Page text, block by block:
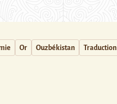
Or Ouzbékistan Traduction